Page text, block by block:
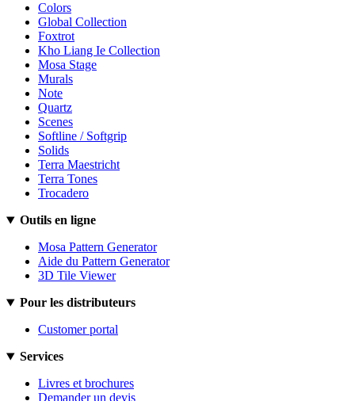
Colors
Global Collection
Foxtrot
Kho Liang Ie Collection
Mosa Stage
Murals
Note
Quartz
Scenes
Softline / Softgrip
Solids
Terra Maestricht
Terra Tones
Trocadero
Outils en ligne
Mosa Pattern Generator
Aide du Pattern Generator
3D Tile Viewer
Pour les distributeurs
Customer portal
Services
Livres et brochures
Demander un devis